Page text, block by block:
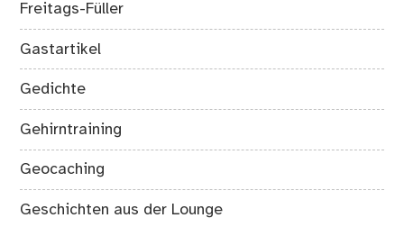
Freitags-Füller
Gastartikel
Gedichte
Gehirntraining
Geocaching
Geschichten aus der Lounge